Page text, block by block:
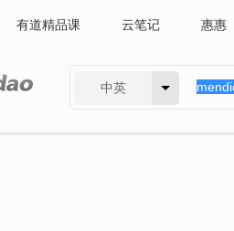
有道精品课 云笔记 惠惠
中英